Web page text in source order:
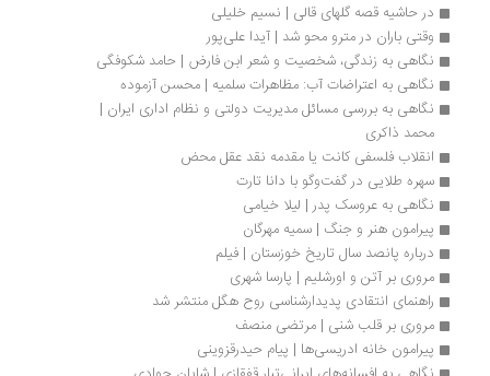
در حاشیه قصه‌ گلهای قالی | نسیم خلیلی
وقتی باران در مترو محو شد | آیدا علی‌پور
نگاهی به زندگی، شخصیت و شعر ابن‌ فارض | حامد شکوفگی
نگاهی به اعتراضات آب: مظاهرات سلمیه | محسن آزموده
نگاهی به بررسی مسائل مدیریت دولتی و نظام اداری ایران |
محمد ذاکری
انقلاب فلسفی کانت یا مقدمه‌ نقد عقل محض
سهره‌ طلایی در گفت‌وگو با دانا تارت
نگاهی به عروسک پدر | لیلا خیامی
پیرامون هنر و جنگ | سمیه مهرگان
درباره پانصد سال تاریخ خوزستان | فیلم
مروری بر آتن و اورشلیم | پارسا شهری
راهنمای انتقادی پدیدارشناسی روح هگل منتشر شد
مروری بر قلب شنی | مرتضی منصف
پیرامون خانه ادریسی‌ها | پیام حیدرقزوینی